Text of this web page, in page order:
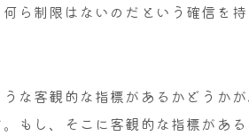
ら制限はないのだという確信を
な客観的な指標があるかどうか
もし、そこに客観的な指標があ